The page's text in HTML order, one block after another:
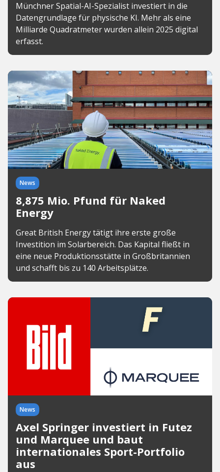
Münchner Spatial-AI-Spezialist investiert in die
Datengrundlage für physische KI. Mehr als eine
Milliarde Quadratmeter wurden allein 2025 digital
erfasst.
News
8,875 Mio. Pfund für Naked
Energy
Great British Energy tätigt ihre erste große
Investition im Solarbereich. Das Kapital fließt in
eine neue Produktionsstätte in Großbritannien
und schafft bis zu 140 Arbeitsplätze.
News
Axel Springer investiert in Futez
und Marquee und baut
internationales Sport-Portfolio
aus